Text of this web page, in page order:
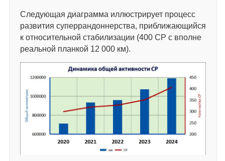
Следующая диаграмма иллюстрирует процесс
развития суперрандоннерства, приближающийся
к относительной стабилизации (400 СР с вполне
реальной планкой 12 000 км).